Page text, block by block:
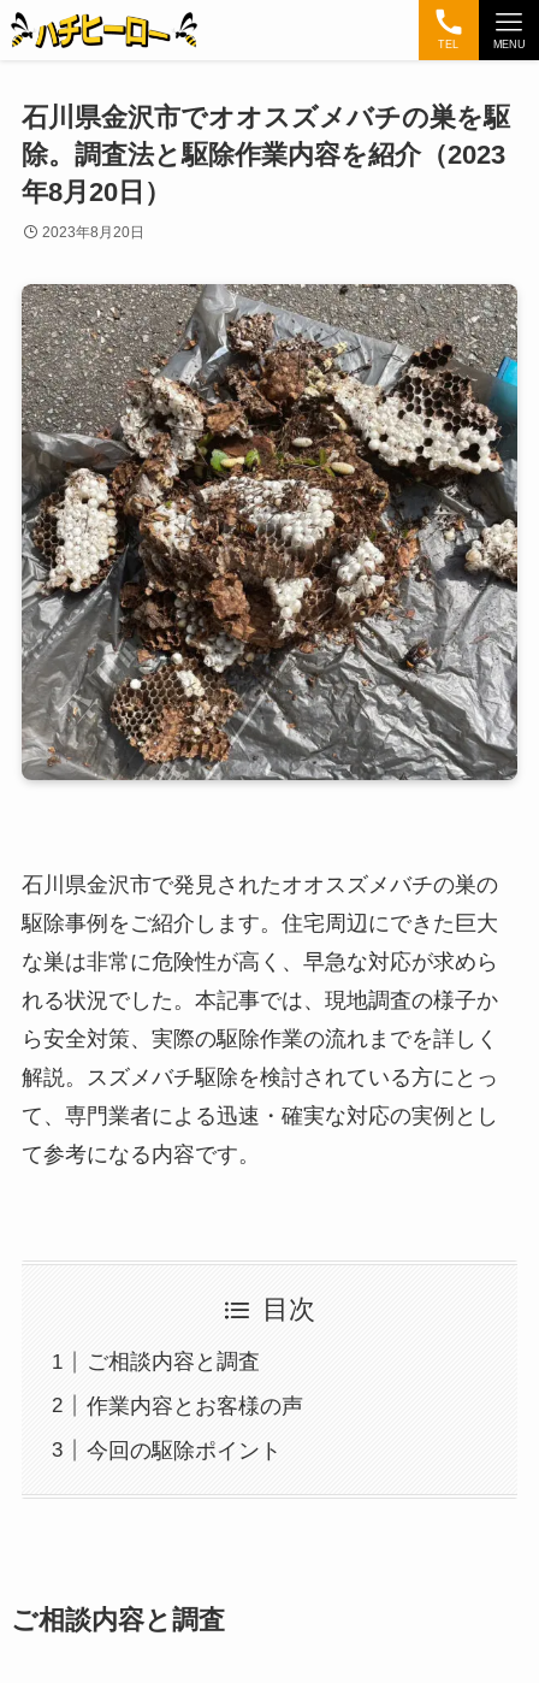
TEL MENU
石川県金沢市でオオスズメバチの巣を駆
除。調査法と駆除作業内容を紹介（2023
年8月20日）
2023年8月20日
石川県金沢市で発見されたオオスズメバチの巣の
駆除事例をご紹介します。住宅周辺にできた巨大
な巣は非常に危険性が高く、早急な対応が求めら
れる状況でした。本記事では、現地調査の様子か
ら安全対策、実際の駆除作業の流れまでを詳しく
解説。スズメバチ駆除を検討されている方にとっ
て、専門業者による迅速・確実な対応の実例とし
て参考になる内容です。
目次
ご相談内容と調査
作業内容とお客様の声
今回の駆除ポイント
ご相談内容と調査